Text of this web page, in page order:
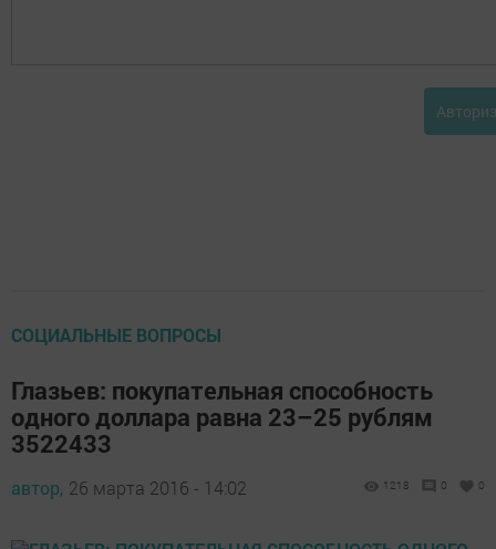
СОЦИАЛЬНЫЕ ВОПРОСЫ
Глазьев: покупательная способность
одного доллара равна 23–25 рублям
3522433
автор, 26 марта 2016 - 14:02 1218 0 0